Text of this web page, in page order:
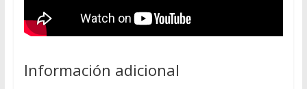
Información adicional